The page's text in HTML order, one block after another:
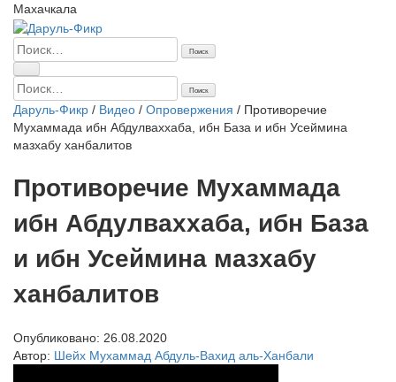
Махачкала
Найти:
Найти:
Даруль-Фикр / Видео / Опровержения / Противоречие
Мухаммада ибн Абдулваххаба, ибн База и ибн Усеймина
мазхабу ханбалитов
Противоречие Мухаммада
ибн Абдулваххаба, ибн База
и ибн Усеймина мазхабу
ханбалитов
Опубликовано: 26.08.2020
Автор: Шейх Мухаммад Абдуль-Вахид аль-Ханбали